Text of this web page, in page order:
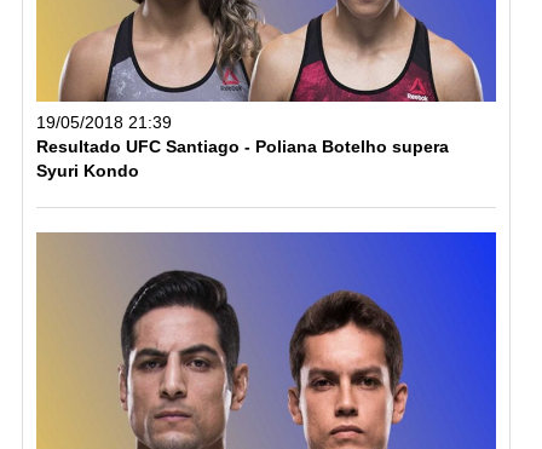
19/05/2018 21:39
Resultado UFC Santiago - Poliana Botelho supera
Syuri Kondo